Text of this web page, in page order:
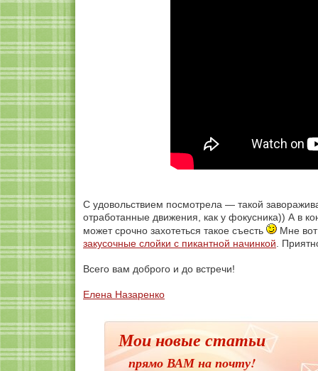
С удовольствием посмотрела — такой
отработанные движения, как у фокусника)) А в
может срочно захотеться такое съесть
Мне
закусочные слойки с пикантной начинкой .
Всего вам доброго и до встречи!
Елена Назаренко
Мои новые статьи
прямо ВАМ на почту!